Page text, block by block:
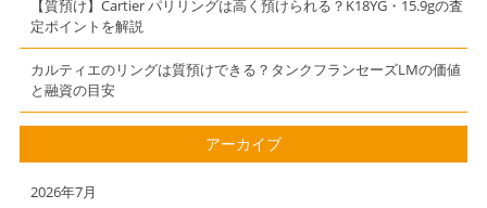
【質預け】Cartier パリリングは高く預けられる？K18YG・15.9gの査
定ポイントを解説
カルティエのリングは質預けできる？タンクフランセーズLMの価値
と融資の目安
アーカイブ
2026年7月